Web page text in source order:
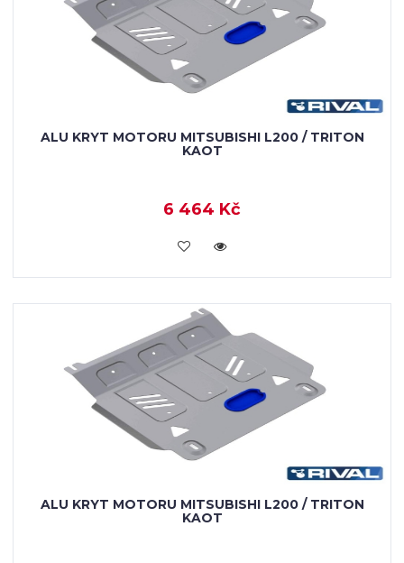
ALU KRYT MOTORU MITSUBISHI L200 / TRITON
KAOT
6 464 Kč
KOUPIT
ALU KRYT MOTORU MITSUBISHI L200 / TRITON
KAOT